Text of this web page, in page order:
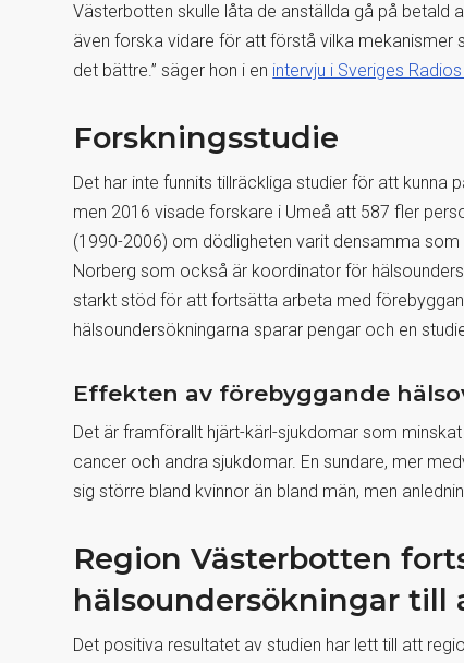
Västerbotten skulle låta de anställda gå på betald
även forska vidare för att förstå vilka
det bättre.” säger hon i en intervju i Sveriges
Forskningsstudie
Det har inte funnits tillräckliga studier för att kunna
men 2016 visade forskare i Umeå att 587 fler
(1990-2006) om dödligheten varit densamma
Norberg som också är koordinator för
starkt stöd för att fortsätta arbeta med
hälsoundersökningarna sparar pengar och en
Effekten av förebyggande
Det är framförallt hjärt-kärl-sjukdomar som
cancer och andra sjukdomar. En sundare, mer
sig större bland kvinnor än bland män, men
Region Västerbotten
hälsoundersökningar till
Det positiva resultatet av studien har lett till att